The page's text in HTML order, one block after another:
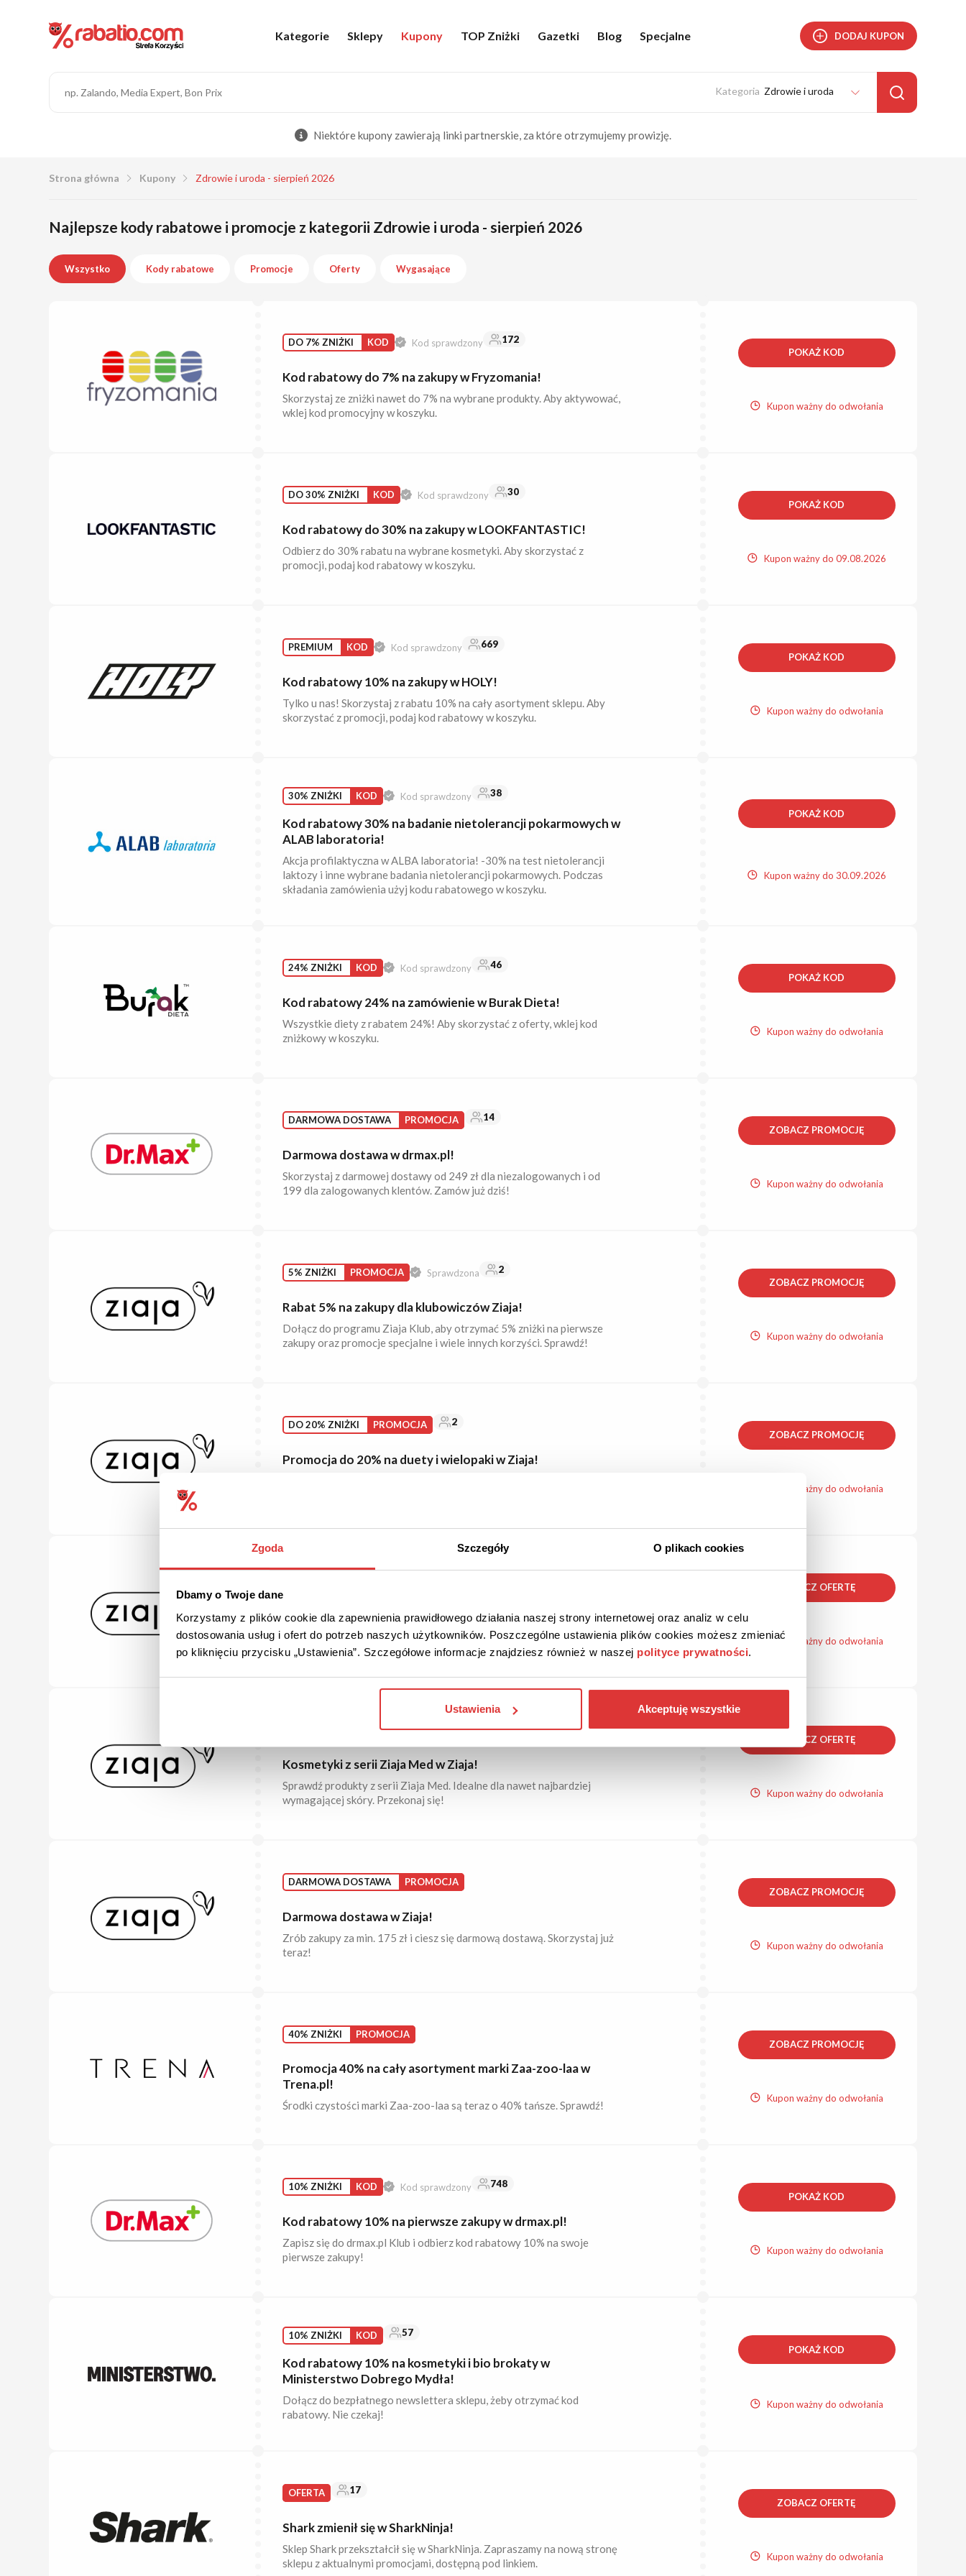
Zgoda Szczegóły O plikach cookies
Dbamy o Twoje dane
Korzystamy z plików cookie dla zapewnienia prawidłowego działania naszej strony internetowej oraz analiz w celu
dostosowania usług i ofert do potrzeb naszych użytkowników. Poszczególne ustawienia plików cookies możesz zmieniać
po kliknięciu przycisku „Ustawienia”. Szczegółowe informacje znajdziesz również w naszej polityce prywatności.
Ustawienia Akceptuję wszystkie
Kategorie Sklepy Kupony TOP Zniżki Gazetki Blog Specjalne DODAJ KUPON
Zdrowie i uroda
Niektóre kupony zawierają linki partnerskie, za które otrzymujemy prowizję.
Strona główna Kupony Zdrowie i uroda - sierpień 2026
Najlepsze kody rabatowe i promocje z kategorii Zdrowie i uroda - sierpień 2026
Wszystko Kody rabatowe Promocje Oferty Wygasające
DO 7% ZNIŻKI KOD Kod sprawdzony 172
Kod rabatowy do 7% na zakupy w Fryzomania!
Skorzystaj ze zniżki nawet do 7% na wybrane produkty. Aby aktywować,
wklej kod promocyjny w koszyku.
POKAŻ KOD
Kupon ważny do odwołania
DO 30% ZNIŻKI KOD Kod sprawdzony 30
Kod rabatowy do 30% na zakupy w LOOKFANTASTIC!
Odbierz do 30% rabatu na wybrane kosmetyki. Aby skorzystać z
promocji, podaj kod rabatowy w koszyku.
POKAŻ KOD
Kupon ważny do 09.08.2026
PREMIUM KOD Kod sprawdzony 669
Kod rabatowy 10% na zakupy w HOLY!
Tylko u nas! Skorzystaj z rabatu 10% na cały asortyment sklepu. Aby
skorzystać z promocji, podaj kod rabatowy w koszyku.
POKAŻ KOD
Kupon ważny do odwołania
30% ZNIŻKI KOD Kod sprawdzony 38
Kod rabatowy 30% na badanie nietolerancji pokarmowych w
ALAB laboratoria!
Akcja profilaktyczna w ALBA laboratoria! -30% na test nietolerancji
laktozy i inne wybrane badania nietolerancji pokarmowych. Podczas
składania zamówienia użyj kodu rabatowego w koszyku.
POKAŻ KOD
Kupon ważny do 30.09.2026
24% ZNIŻKI KOD Kod sprawdzony 46
Kod rabatowy 24% na zamówienie w Burak Dieta!
Wszystkie diety z rabatem 24%! Aby skorzystać z oferty, wklej kod
zniżkowy w koszyku.
POKAŻ KOD
Kupon ważny do odwołania
DARMOWA DOSTAWA PROMOCJA 14
Darmowa dostawa w drmax.pl!
Skorzystaj z darmowej dostawy od 249 zł dla niezalogowanych i od
199 dla zalogowanych klentów. Zamów już dziś!
ZOBACZ PROMOCJĘ
Kupon ważny do odwołania
5% ZNIŻKI PROMOCJA Sprawdzona 2
Rabat 5% na zakupy dla klubowiczów Ziaja!
Dołącz do programu Ziaja Klub, aby otrzymać 5% zniżki na pierwsze
zakupy oraz promocje specjalne i wiele innych korzyści. Sprawdź!
ZOBACZ PROMOCJĘ
Kupon ważny do odwołania
DO 20% ZNIŻKI PROMOCJA 2
Promocja do 20% na duety i wielopaki w Ziaja!
ZOBACZ PROMOCJĘ
Kupon ważny do odwołania
Produkty dla dzieci w Ziaja!
Zobacz naturalne kosmetyki dla najmłodszych. Kremy, oliwki, szampony
i wiele innych. Sprawdź ofertę!
ZOBACZ OFERTĘ
Kupon ważny do odwołania
OFERTA
Kosmetyki z serii Ziaja Med w Ziaja!
Sprawdź produkty z serii Ziaja Med. Idealne dla nawet najbardziej
wymagającej skóry. Przekonaj się!
ZOBACZ OFERTĘ
Kupon ważny do odwołania
DARMOWA DOSTAWA PROMOCJA
Darmowa dostawa w Ziaja!
Zrób zakupy za min. 175 zł i ciesz się darmową dostawą. Skorzystaj już
teraz!
ZOBACZ PROMOCJĘ
Kupon ważny do odwołania
40% ZNIŻKI PROMOCJA
Promocja 40% na cały asortyment marki Zaa-zoo-laa w
Trena.pl!
Środki czystości marki Zaa-zoo-laa są teraz o 40% tańsze. Sprawdź!
ZOBACZ PROMOCJĘ
Kupon ważny do odwołania
10% ZNIŻKI KOD Kod sprawdzony 748
Kod rabatowy 10% na pierwsze zakupy w drmax.pl!
Zapisz się do drmax.pl Klub i odbierz kod rabatowy 10% na swoje
pierwsze zakupy!
POKAŻ KOD
Kupon ważny do odwołania
10% ZNIŻKI KOD 57
Kod rabatowy 10% na kosmetyki i bio brokaty w
Ministerstwo Dobrego Mydła!
Dołącz do bezpłatnego newslettera sklepu, żeby otrzymać kod
rabatowy. Nie czekaj!
POKAŻ KOD
Kupon ważny do odwołania
OFERTA 17
Shark zmienił się w SharkNinja!
Sklep Shark przekształcił się w SharkNinja. Zapraszamy na nową stronę
sklepu z aktualnymi promocjami, dostępną pod linkiem.
ZOBACZ OFERTĘ
Kupon ważny do odwołania